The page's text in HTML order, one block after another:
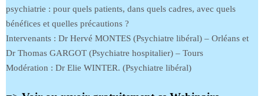
psychiatrie : pour quels patients, dans quels cadres, avec quels
bénéfices et quelles précautions ?
Intervenants : Dr Hervé MONTES (Psychiatre libéral) – Orléans et
Dr Thomas GARGOT (Psychiatre hospitalier) – Tours
Modération : Dr Elie WINTER. (Psychiatre libéral)